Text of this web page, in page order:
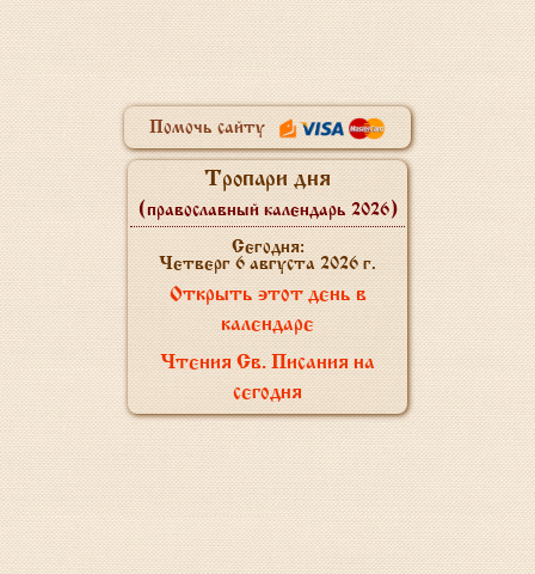
Помочь сайту
Тропари дня
(православный календарь 2026)
Сегодня:
Четверг 6 августа 2026 г.
Открыть этот день в
календаре
Чтения Св. Писания на
сегодня